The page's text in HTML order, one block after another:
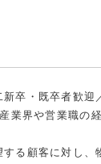
卒・既卒者歓迎
界や営業職の経
る顧客に対し